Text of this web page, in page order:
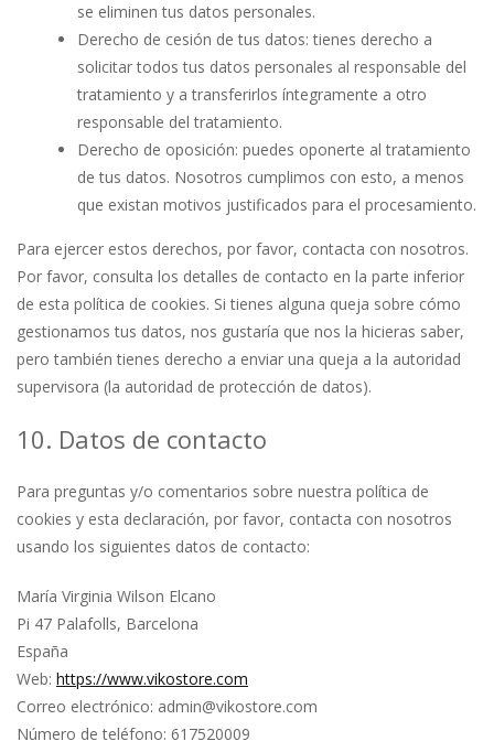
se eliminen tus datos personales.
Derecho de cesión de tus datos: tienes derecho a
solicitar todos tus datos personales al responsable del
tratamiento y a transferirlos íntegramente a otro
responsable del tratamiento.
Derecho de oposición: puedes oponerte al tratamiento
de tus datos. Nosotros cumplimos con esto, a menos
que existan motivos justificados para el procesamiento.
Para ejercer estos derechos, por favor, contacta con nosotros.
Por favor, consulta los detalles de contacto en la parte inferior
de esta política de cookies. Si tienes alguna queja sobre cómo
gestionamos tus datos, nos gustaría que nos la hicieras saber,
pero también tienes derecho a enviar una queja a la autoridad
supervisora (la autoridad de protección de datos).
10. Datos de contacto
Para preguntas y/o comentarios sobre nuestra política de
cookies y esta declaración, por favor, contacta con nosotros
usando los siguientes datos de contacto:
María Virginia Wilson Elcano
Pi 47 Palafolls, Barcelona
España
Web: https://www.vikostore.com
Correo electrónico: admin@vikostore.com
Número de teléfono: 617520009